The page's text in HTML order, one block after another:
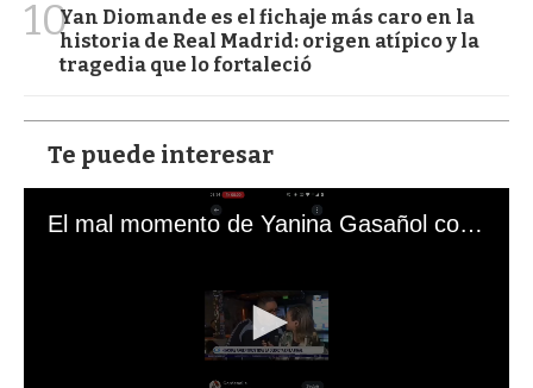
10Yan Diomande es el fichaje más caro en la
historia de Real Madrid: origen atípico y la
tragedia que lo fortaleció
Te puede interesar
El mal momento de Yanina Gasañol con un hincha argentino en "Subrayado"